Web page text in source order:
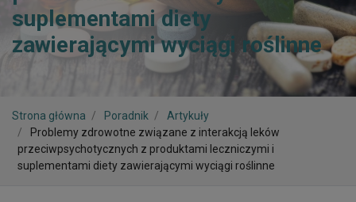
suplementami diety
zawierającymi wyciągi roślinne
Strona główna Poradnik
Artykuły
Problemy zdrowotne związane z interakcją leków
przeciwpsychotycznych z produktami leczniczymi i
suplementami diety zawierającymi wyciągi roślinne